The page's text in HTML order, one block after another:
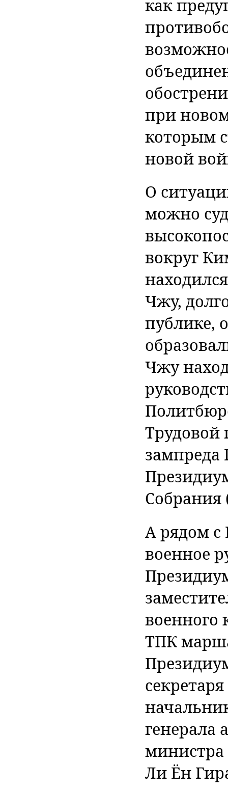
как
при
которым
новой
О
можно
вокруг
Чжу,
публике,
Чжу
Трудовой
зампреда
Собрания
А рядом
военное
военного
ТПК
генерала
Ли Ён